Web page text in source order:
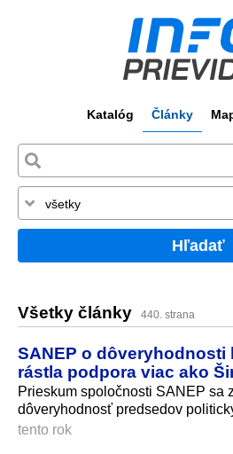
Katalóg Články
Hľadať
Všetky články 440. strana
SANEP o dôveryhodnosti
rástla podpora viac ako
Prieskum spoločnosti SANEP sa
dôveryhodnosť predsedov
tento rok